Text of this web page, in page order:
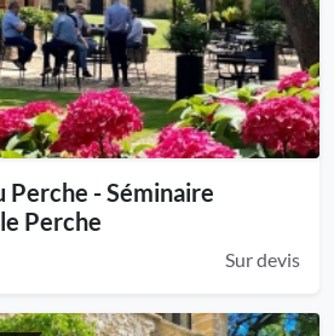
Perche - Séminaire
Perche
Sur devis